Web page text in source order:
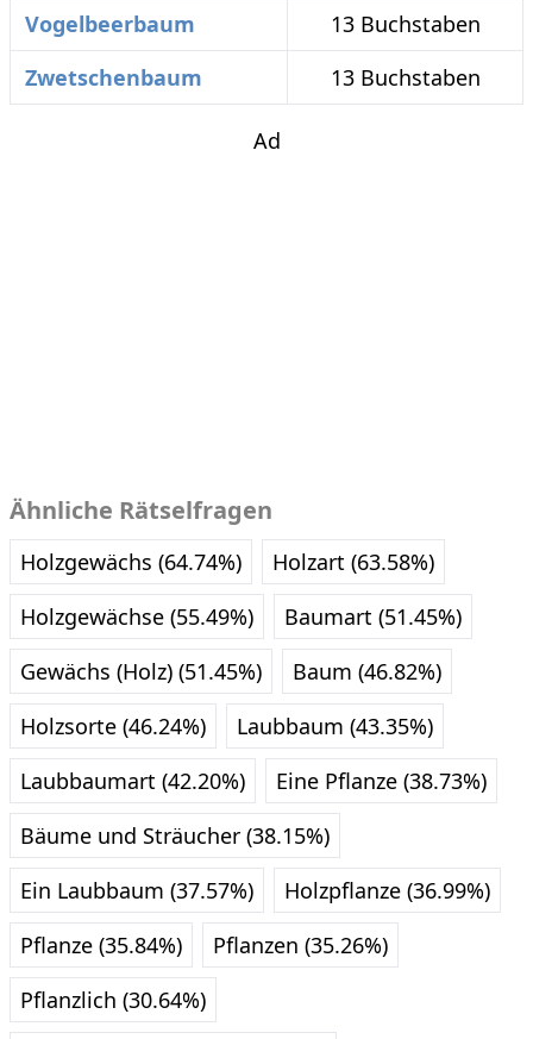
Vogelbeerbaum
13 Buchstaben
Zwetschenbaum
13 Buchstaben
Ad
Ähnliche Rätselfragen
Holzgewächs (64.74%)
Holzart (63.58%)
Holzgewächse (55.49%)
Baumart (51.45%)
Gewächs (Holz) (51.45%)
Baum (46.82%)
Holzsorte (46.24%)
Laubbaum (43.35%)
Laubbaumart (42.20%)
Eine Pflanze (38.73%)
Bäume und Sträucher (38.15%)
Ein Laubbaum (37.57%)
Holzpflanze (36.99%)
Pflanze (35.84%)
Pflanzen (35.26%)
Pflanzlich (30.64%)